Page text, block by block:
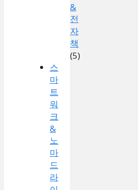
&
전
자
책
(5)
스
마
트
워
크
&
노
마
드
라